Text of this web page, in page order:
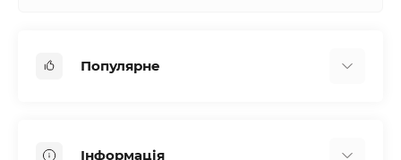
Популярне
Інформація